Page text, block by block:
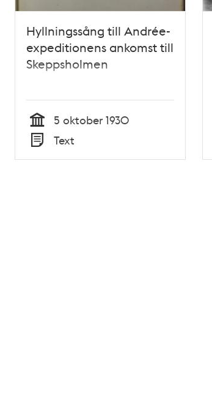
Hyllningssång till Andrée-
expeditionens ankomst till
Skeppsholmen
Tid
5 oktober 1930
Typ
Text